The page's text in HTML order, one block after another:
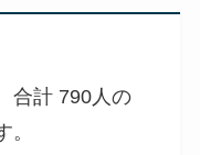
合計 790人の